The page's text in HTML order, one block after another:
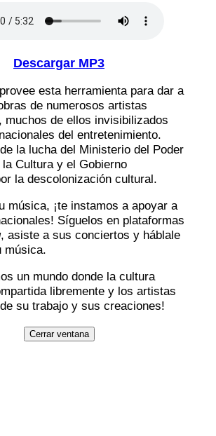
Descargar MP3
esta herramienta para dar a
de numerosos artistas
muchos de ellos invisibilizados
del entretenimiento.
la lucha del Ministerio del Poder
Cultura y el Gobierno
la descolonización cultural.
música, ¡te instamos a apoyar a
Síguelos en plataformas
, asiste a sus conciertos y háblale
música.
un mundo donde la cultura
libremente y los artistas
su trabajo y sus creaciones!